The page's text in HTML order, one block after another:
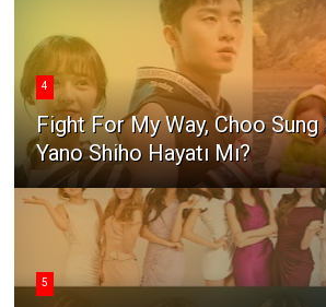
4
Fight For My Way, Choo
Yano Shiho Hayatı Mı?
5